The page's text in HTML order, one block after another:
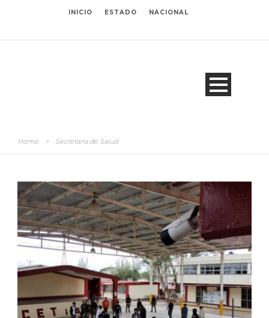
INICIO ESTADO NACIONAL
Home > Secretaría de Salud